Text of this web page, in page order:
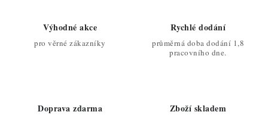
Výhodné akce
pro věrné zákazníky
Rychlé dodání
průměrná doba dodání 1,8
pracovního dne.
Doprava zdarma Zboží skladem